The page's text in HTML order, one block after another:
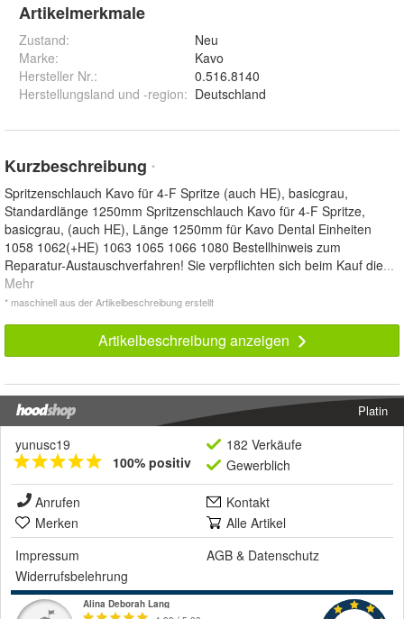
Artikelmerkmale
Zustand:
Neu
Marke:
Kavo
Hersteller Nr.:
0.516.8140
Herstellungsland und -region: Deutschland
Kurzbeschreibung *
Spritzenschlauch Kavo für 4-F Spritze (auch HE), basicgrau,
Standardlänge 1250mm Spritzenschlauch Kavo für 4-F Spritze,
basicgrau, (auch HE), Länge 1250mm für Kavo Dental Einheiten
1058 1062(+HE) 1063 1065 1066 1080 Bestellhinweis zum
Reparatur-Austauschverfahren! Sie verpflichten sich beim Kauf die...
Mehr
* maschinell aus der Artikelbeschreibung erstellt
Artikelbeschreibung anzeigen
Platin
yunusc19
100% positiv
182 Verkäufe
Gewerblich
Anrufen
Kontakt
Merken
Alle Artikel
Impressum
AGB & Datenschutz
Widerrufsbelehrung